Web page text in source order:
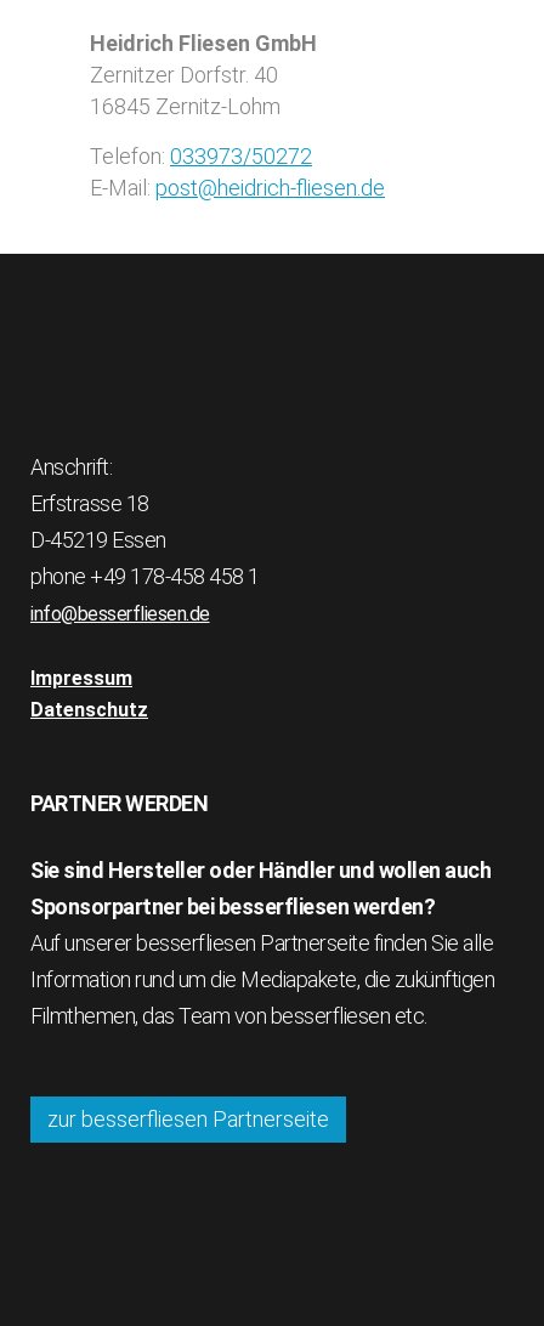
Heidrich Fliesen GmbH
Zernitzer Dorfstr. 40
16845 Zernitz-Lohm
Telefon: 033973/50272
E-Mail: post@heidrich-fliesen.de
Anschrift:
Erfstrasse 18
D-45219 Essen
phone +49 178-458 458 1
info@besserfliesen.de
Impressum
Datenschutz
PARTNER WERDEN
Sie sind Hersteller oder Händler und wollen auch
Sponsorpartner bei besserfliesen werden?
Auf unserer besserfliesen Partnerseite finden Sie alle
Information rund um die Mediapakete, die zukünftigen
Filmthemen, das Team von besserfliesen etc.
zur besserfliesen Partnerseite